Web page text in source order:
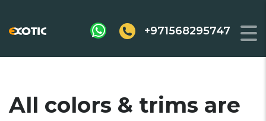
+971568295747
All colors & trims are